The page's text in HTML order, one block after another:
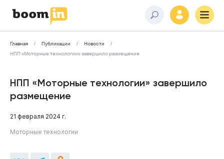
Главная Публикации
Новости
НПП «Моторные технологии» завершило размещение
НПП «Моторные технологии» завершило
размещение
21 февраля 2024 г.
Моторные технологии